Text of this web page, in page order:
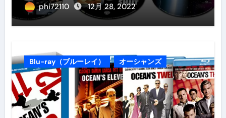
phi72110 12月 28, 2022
Blu-ray（ブルーレイ） オーシャンズ